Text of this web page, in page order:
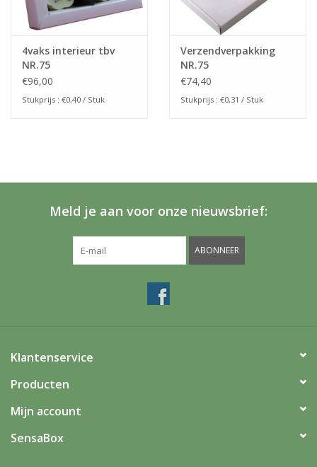
4vaks interieur tbv
NR.75
€96,00
Stukprijs : €0,40 / Stuk
Verzendverpakking
NR.75
inh.105x105x28mm
€74,40
Stukprijs : €0,31 / Stuk
Meld je aan voor onze nieuwsbrief:
ABONNEER
Klantenservice
Producten
Mijn account
SensaBox